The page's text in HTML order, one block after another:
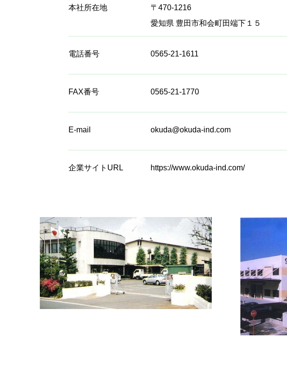
本社所在地
〒470-1216
愛知県 豊田市和会町田端下１５
電話番号 0565-21-1611
FAX番号 0565-21-1770
E-mail okuda@okuda-ind.com
企業サイトURL https://www.okuda-ind.com/